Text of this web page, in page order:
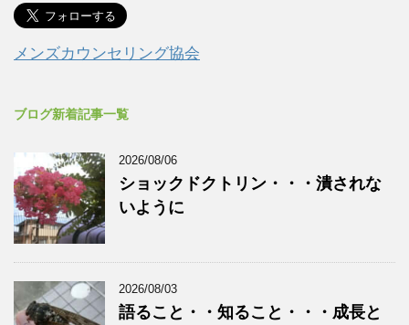
メンズカウンセリング協会
ブログ新着記事一覧
2026/08/06
ショックドクトリン・・・潰されな
いように
2026/08/03
語ること・・知ること・・・成長と